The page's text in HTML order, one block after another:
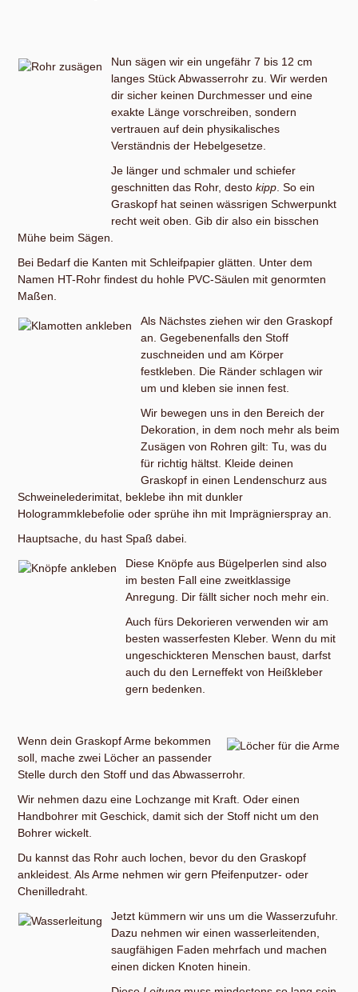
Nun sägen wir ein ungefähr 7 bis 12 cm
langes Stück Abwasserrohr zu. Wir werden
dir sicher keinen Durchmesser und eine
exakte Länge vorschreiben, sondern
vertrauen auf dein physikalisches
Verständnis der Hebelgesetze.
Je länger und schmaler und schiefer
geschnitten das Rohr, destokipp . So ein
Graskopf hat seinen wässrigen Schwerpunkt
recht weit oben. Gib dir also ein bisschen
Mühe beim Sägen.
Bei Bedarf die Kanten mit Schleifpapier glätten. Unter dem
Namen HT-Rohr findest du hohle PVC-Säulen mit genormten
Maßen.
Als Nächstes ziehen wir den Graskopf
an. Gegebenenfalls den Stoff
zuschneiden und am Körper
festkleben. Die Ränder schlagen wir
um und kleben sie innen fest.
Wir bewegen uns in den Bereich der
Dekoration, in dem noch mehr als beim
Zusägen von Rohren gilt: Tu, was du
für richtig hältst. Kleide deinen
Graskopf in einen Lendenschurz aus
Schweinelederimitat, beklebe ihn mit dunkler
Hologrammklebefolie oder sprühe ihn mit Imprägnierspray an.
Hauptsache, du hast Spaß dabei.
Diese Knöpfe aus Bügelperlen sind also
im besten Fall eine zweitklassige
Anregung. Dir fällt sicher noch mehr ein.
Auch fürs Dekorieren verwenden wir am
besten wasserfesten Kleber. Wenn du mit
ungeschickteren Menschen baust, darfst
auch du den Lerneffekt von Heißkleber
gern bedenken.
Wenn dein Graskopf Arme bekommen
soll, mache zwei Löcher an passender
Stelle durch den Stoff und das Abwasserrohr.
Wir nehmen dazu eine Lochzange mit Kraft. Oder einen
Handbohrer mit Geschick, damit sich der Stoff nicht um den
Bohrer wickelt.
Du kannst das Rohr auch lochen, bevor du den Graskopf
ankleidest. Als Arme nehmen wir gern Pfeifenputzer- oder
Chenilledraht.
Jetzt kümmern wir uns um die Wasserzufuhr.
Dazu nehmen wir einen wasserleitenden,
saugfähigen Faden mehrfach und machen
einen dicken Knoten hinein.